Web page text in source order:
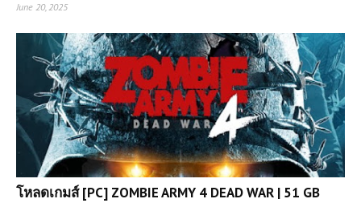
June 20, 2025
โหลดเกมส์ [PC] ZOMBIE ARMY 4 DEAD WAR | 51 GB